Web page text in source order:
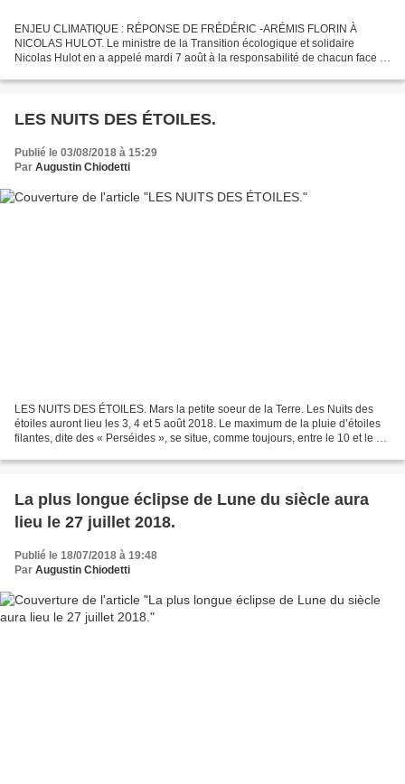
ENJEU CLIMATIQUE : RÉPONSE DE FRÉDÉRIC -ARÉMIS FLORIN À
NICOLAS HULOT. Le ministre de la Transition écologique et solidaire
Nicolas Hulot en a appelé mardi 7 août à la responsabilité de chacun face à
LES NUITS DES ÉTOILES.
Publié le 03/08/2018 à 15:29
Par Augustin Chiodetti
LES NUITS DES ÉTOILES. Mars la petite soeur de la Terre. Les Nuits des
étoiles auront lieu les 3, 4 et 5 août 2018. Le maximum de la pluie d’étoiles
filantes, dite des « Perséides », se situe, comme toujours, entre le 10 et le 12
La plus longue éclipse de Lune du siècle aura
lieu le 27 juillet 2018.
Publié le 18/07/2018 à 19:48
Par Augustin Chiodetti